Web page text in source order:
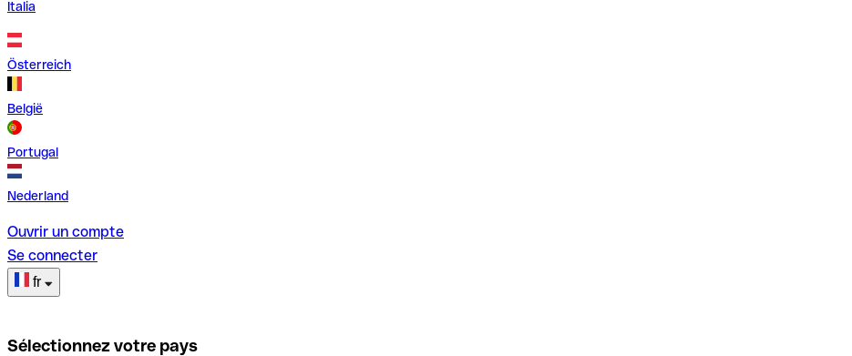
Italia
Österreich
België
Portugal
Nederland
Ouvrir un compte
Se connecter
fr
Sélectionnez votre pays